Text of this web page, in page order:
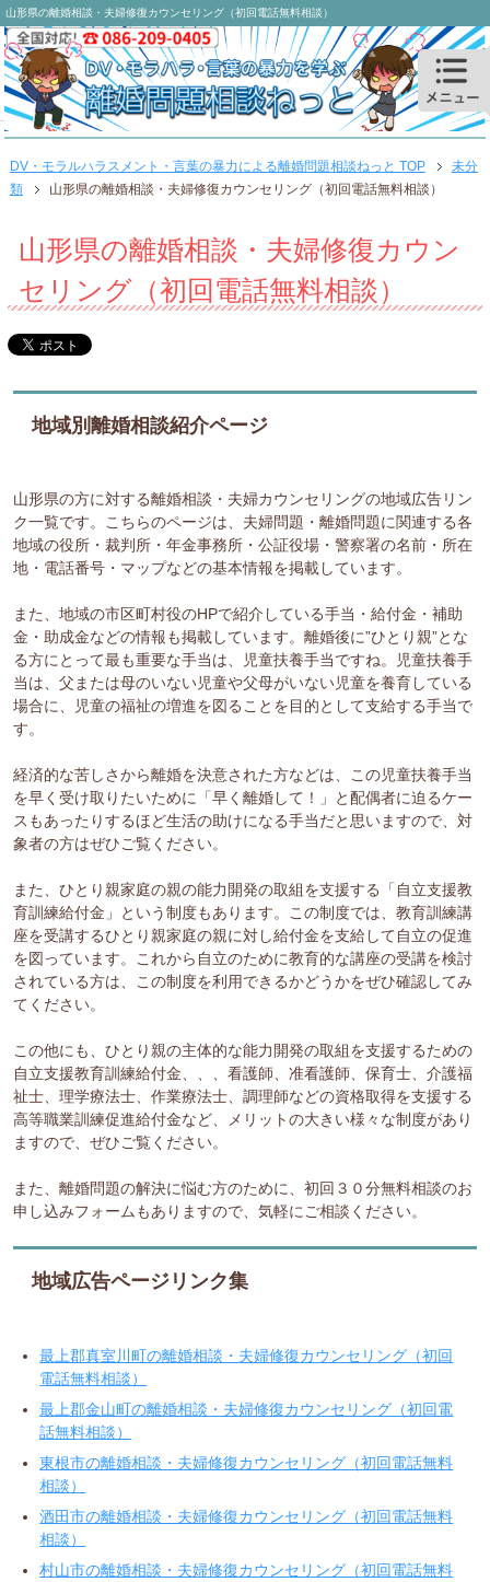
山形県の離婚相談・夫婦修復カウンセリング（初回電話無料相談）
DV・モラルハラスメント・言葉の暴力による離婚問題相談ねっと TOP
未分
類
山形県の離婚相談・夫婦修復カウンセリング（初回電話無料相談）
山形県の離婚相談・夫婦修復カウン
セリング（初回電話無料相談）
地域別離婚相談紹介ページ
山形県の方に対する離婚相談・夫婦カウンセリングの地域広告リン
ク一覧です。こちらのページは、夫婦問題・離婚問題に関連する各
地域の役所・裁判所・年金事務所・公証役場・警察署の名前・所在
地・電話番号・マップなどの基本情報を掲載しています。
また、地域の市区町村役のHPで紹介している手当・給付金・補助
金・助成金などの情報も掲載しています。離婚後に”ひとり親”とな
る方にとって最も重要な手当は、児童扶養手当ですね。児童扶養手
当は、父または母のいない児童や父母がいない児童を養育している
場合に、児童の福祉の増進を図ることを目的として支給する手当で
す。
経済的な苦しさから離婚を決意された方などは、この児童扶養手当
を早く受け取りたいために「早く離婚して！」と配偶者に迫るケー
スもあったりするほど生活の助けになる手当だと思いますので、対
象者の方はぜひご覧ください。
また、ひとり親家庭の親の能力開発の取組を支援する「自立支援教
育訓練給付金」という制度もあります。この制度では、教育訓練講
座を受講するひとり親家庭の親に対し給付金を支給して自立の促進
を図っています。これから自立のために教育的な講座の受講を検討
されている方は、この制度を利用できるかどうかをぜひ確認してみ
てください。
この他にも、ひとり親の主体的な能力開発の取組を支援するための
自立支援教育訓練給付金、、、看護師、准看護師、保育士、介護福
祉士、理学療法士、作業療法士、調理師などの資格取得を支援する
高等職業訓練促進給付金など、メリットの大きい様々な制度があり
ますので、ぜひご覧ください。
また、離婚問題の解決に悩む方のために、初回３０分無料相談のお
申し込みフォームもありますので、気軽にご相談ください。
地域広告ページリンク集
最上郡真室川町の離婚相談・夫婦修復カウンセリング（初回
電話無料相談）
最上郡金山町の離婚相談・夫婦修復カウンセリング（初回電
話無料相談）
東根市の離婚相談・夫婦修復カウンセリング（初回電話無料
相談）
酒田市の離婚相談・夫婦修復カウンセリング（初回電話無料
相談）
村山市の離婚相談・夫婦修復カウンセリング（初回電話無料